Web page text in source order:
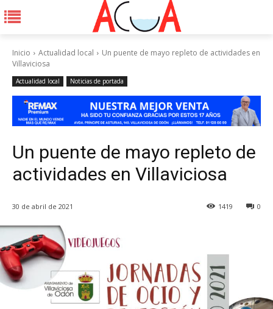
Inicio Actualidad local
Un puente de mayo repleto de actividades en
Villaviciosa
Actualidad local Noticias de portada
Un puente de mayo repleto de
actividades en Villaviciosa
30 de abril de 2021 0
1419